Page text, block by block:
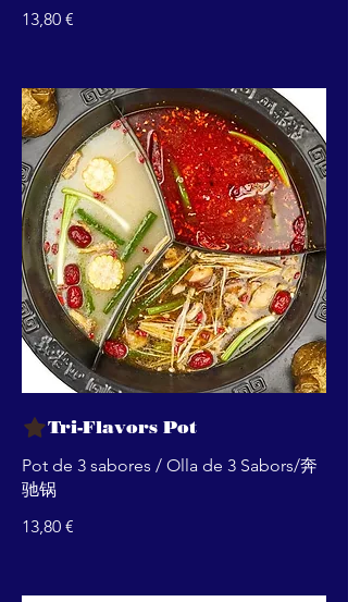
13,80 €
Tri-Flavors Pot
Pot de 3 sabores / Olla de 3 Sabors/奔
驰锅
13,80 €